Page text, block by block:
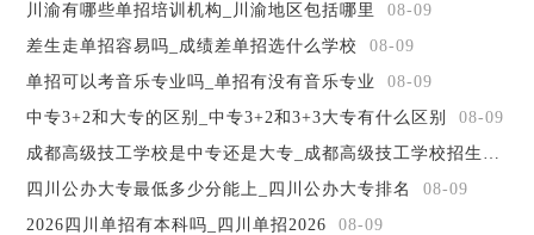
以上便是报名成都郫县希望职校2026年可以单招考试的
学校以及希望集团对口单招升学的大学详情，有其他问题可
以直接联系学院招生办老师进行详细了解。
相关推荐：成都希望职业学校2026年招生简章‍ 希望职校
川渝有哪些单招培训机构_川渝地区包括哪里
08-09
差生走单招容易吗_成绩差单招选什么学校
08-09
单招可以考音乐专业吗_单招有没有音乐专业
08-09
中专3+2和大专的区别_中专3+2和3+3大专有什么区别
08-09
成都高级技工学校是中专还是大专_成都高级技工学校招生简章
四川公办大专最低多少分能上_四川公办大专排名
08-09
2026四川单招有本科吗_四川单招2026
08-09